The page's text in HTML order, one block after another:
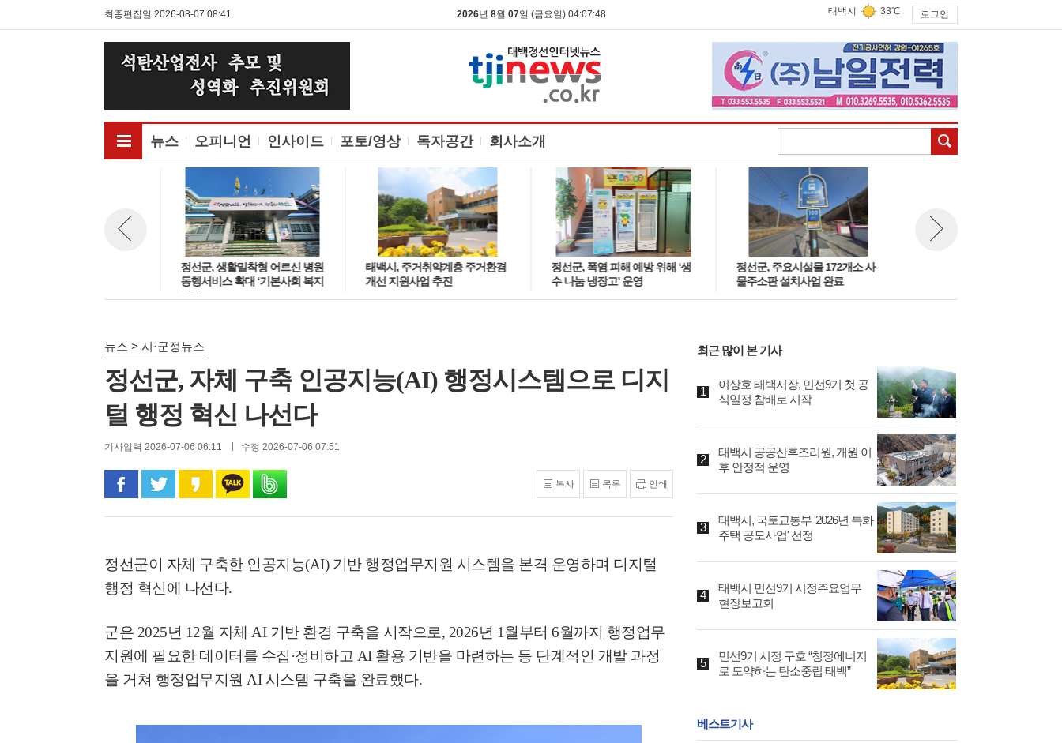
최종편집일 2026-08-07 08:41 2026년 8월 07일 (금요일) 04:07:49 태백시 33℃ 로그인
뉴스 오피니언 인사이드 포토/영상 독자공간 회사소개
전체메뉴보기
정선군, 생활밀착형 어르신 병원
동행서비스 확대 ‘기본사회 복지
강화’
태백시, 주거취약계층 주거환경
개선 지원사업 추진
정선군, 폭염 피해 예방 위해 ‘생
수 나눔 냉장고’ 운영
정선군, 주요시설물 172개소 사
물주소판 설치사업 완료
뉴스 > 시·군정뉴스
정선군, 자체 구축 인공지능(AI) 행정시스템으로 디지
털 행정 혁신 나선다
기사입력 2026-07-06 06:11 수정 2026-07-06 07:51
페이스북으로 공유
트위터로 공유카카오 스토리로 공유
카카오톡으로 공유
복사 목록 인쇄
정선군이 자체 구축한 인공지능(AI) 기반 행정업무지원 시스템을 본격 운영하며 디지털
행정 혁신에 나선다.
군은 2025년 12월 자체 AI 기반 환경 구축을 시작으로, 2026년 1월부터 6월까지 행정업무
지원에 필요한 데이터를 수집 ·정비하고 AI 활용 기반을 마련하는 등 단계적인 개발 과정
을 거쳐 행정업무지원 AI 시스템 구축을 완료했다.
최근 많이 본 기사
이상호 태백시장, 민선9기 첫 공
식일정 참배로 시작
태백시 공공산후조리원, 개원 이
후 안정적 운영
태백시, 국토교통부 '2026년 특화
주택 공모사업' 선정
태백시 민선9기 시정주요업무
현장보고회
민선9기 시정 구호 “청정에너지
로 도약하는 탄소중립 태백”
베스트기사